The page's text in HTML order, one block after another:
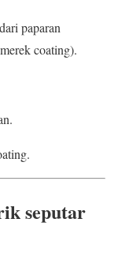
paparan
coating).
seputar